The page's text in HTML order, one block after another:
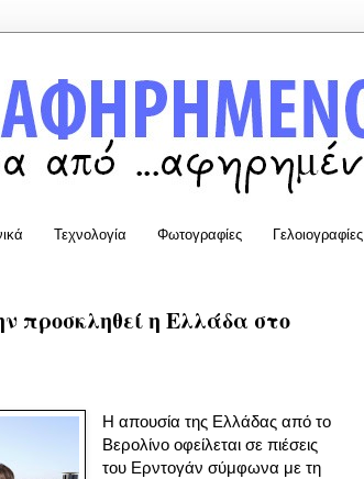
Τεχνολογία Φωτογραφίες Γελοιογραφίες
προσκληθεί η Ελλάδα στο
Η απουσία της Ελλάδας από το
Βερολίνο οφείλεται σε πιέσεις
του Ερντογάν σύμφωνα με τη